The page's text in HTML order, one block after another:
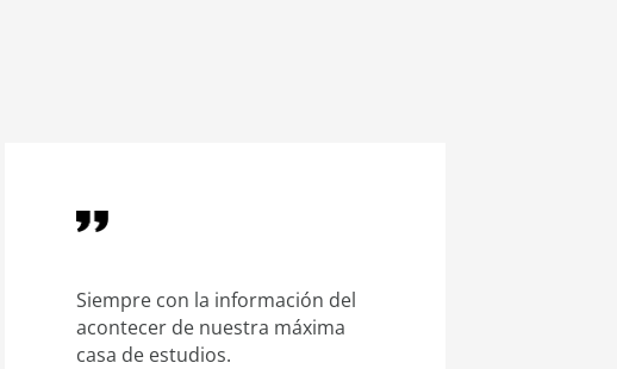
Siempre con la información del
acontecer de nuestra máxima
casa de estudios.